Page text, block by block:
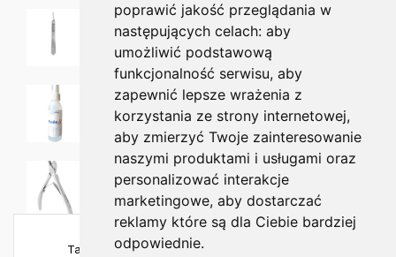
poprawić jakość przeglądania w
następujących celach: aby
umożliwić podstawową
funkcjonalność serwisu, aby
zapewnić lepsze wrażenia z
korzystania ze strony internetowej,
aby zmierzyć Twoje zainteresowanie
naszymi produktami i usługami oraz
personalizować interakcje
marketingowe, aby dostarczać
reklamy które są dla Ciebie bardziej
odpowiednie.
Uchwyt do dłutka nr 3
11.25zł
PodoX AP w sprayu 100 ml
70.00zł 66.00zł
Staleks EXPERT Cążki do skórek 7mm NE-90-7
129.90zł 115.00 zł
Ta strona używa plików cookies, aby zapewnić